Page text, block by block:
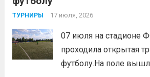
мероприятия, главной
организаторы ставили
коллектива и
образа жизни. По
всех этапов участники
ТУРНИРЫ 17 июля, 2026
07 июля на стадионе
проходила открытая
футболу.На поле